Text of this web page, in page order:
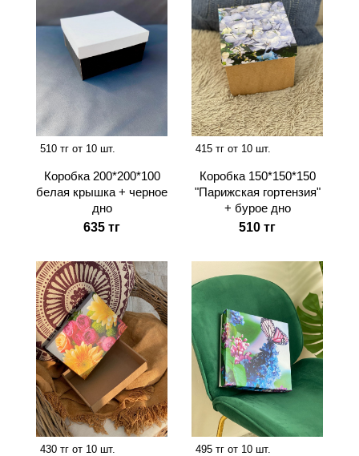
510 тг от 10 шт.
Коробка 200*200*100
белая крышка + черное
дно
635 тг
415 тг от 10 шт.
Коробка 150*150*150
"Парижская гортензия"
+ бурое дно
510 тг
430 тг от 10 шт. 495 тг от 10 шт.